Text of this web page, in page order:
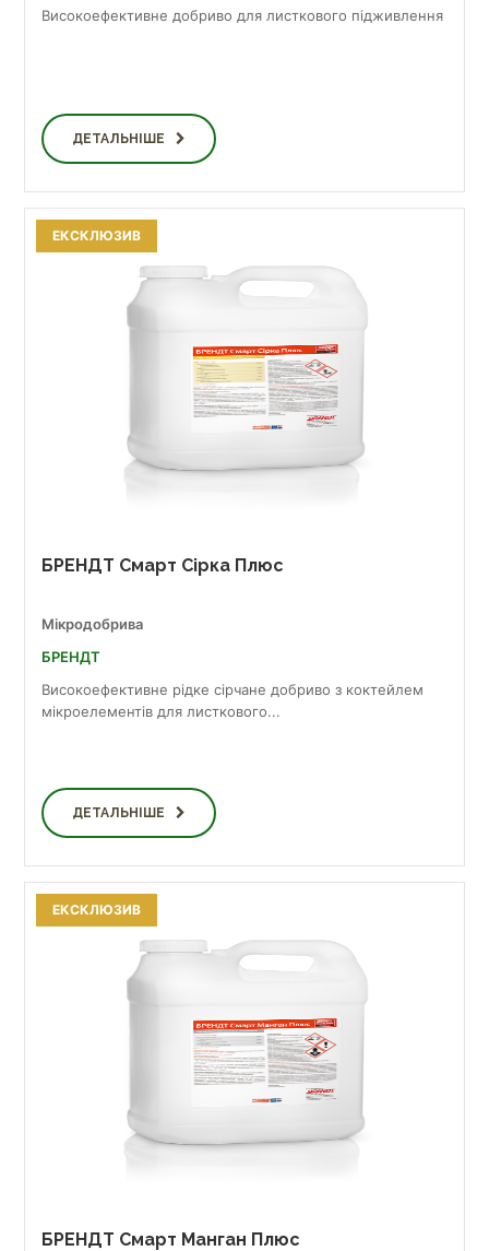
Високоефективне добриво для листкового підживлення
ДЕТАЛЬНІШЕ
БРЕНДТ Смарт Сірка Плюс
Мікродобрива
БРЕНДТ
Високоефективне рідке сірчане добриво з коктейлем
мікроелементів для листкового...
ДЕТАЛЬНІШЕ
ЕКСКЛЮЗИВ
БРЕНДТ Смарт Манган Плюс
ЕКСКЛЮЗИВ